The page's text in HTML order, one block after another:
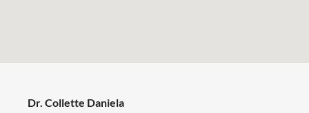
Dr. Collette Daniela